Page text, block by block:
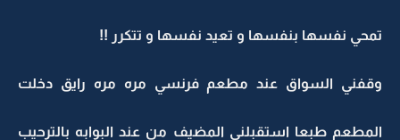
تمحي نفسها بنفسها و تعيد نفسها و تتكرر !!
وقفني السواق عند مطعم فرنسي مره مره رايق دخلت
المطعم طبعا استقبلني المضيف من عند البوابه بالترحيب